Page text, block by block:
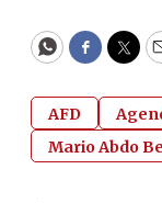
WhatsApp
AFD
Mario Abdo